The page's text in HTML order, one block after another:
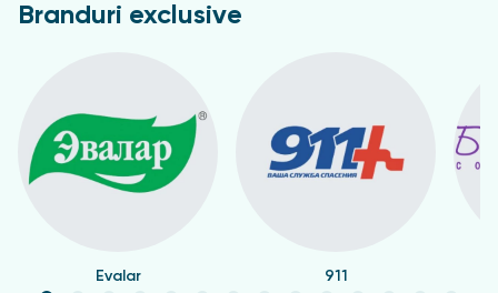
Branduri exclusive
Evalar 911